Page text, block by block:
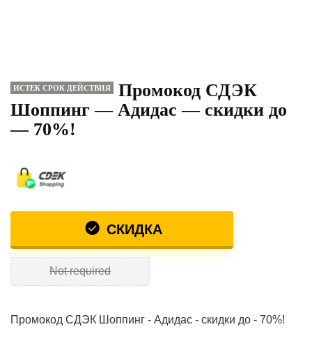
ИСТЕК СРОК ДЕЙСТВИЯ
Промокод СДЭК
Шоппинг — Адидас — скидки до
— 70%!
СКИДКА
Not required
Промокод СДЭК Шоппинг - Адидас - скидки до - 70%!